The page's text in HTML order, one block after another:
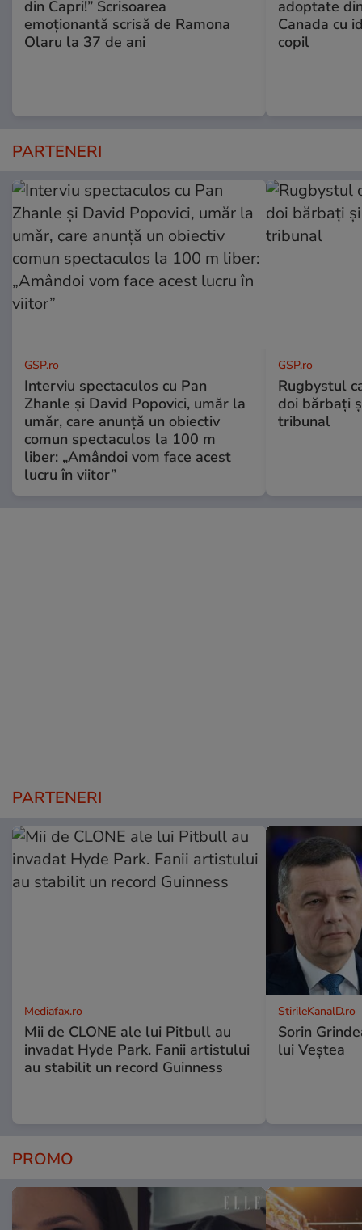
din Capri!” Scrisoarea
emoționantă scrisă de Ramona
Olaru la 37 de ani
adoptate
Canada cu
copil
PARTENERI
GSP.ro
Interviu spectaculos cu Pan
Zhanle și David Popovici, umăr la
umăr, care anunță un obiectiv
comun spectaculos la 100 m
liber: „Amândoi vom face acest
lucru în viitor”
GSP.ro
Rugbystul
doi bărbați
tribunal
PARTENERI
Mediafax.ro
Mii de CLONE ale lui Pitbull au
invadat Hyde Park. Fanii artistului
au stabilit un record Guinness
StirileKanalD.ro
Sorin
lui Veștea
PROMO